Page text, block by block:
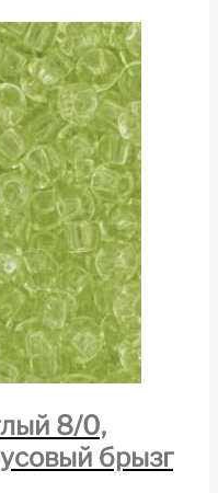
8/0,
брызг